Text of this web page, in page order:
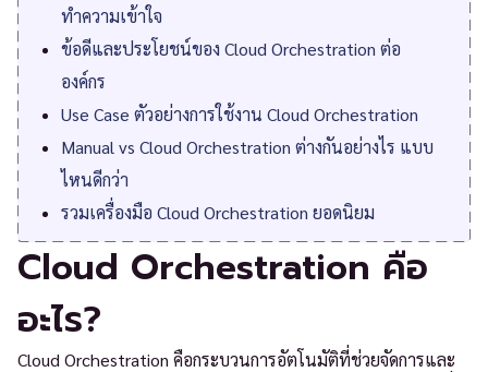
ทำความเข้าใจ
ข้อดีและประโยชน์ของ Cloud Orchestration ต่อ
องค์กร
Use Case ตัวอย่างการใช้งาน Cloud Orchestration
Manual vs Cloud Orchestration ต่างกันอย่างไร แบบ
ไหนดีกว่า
รวมเครื่องมือ Cloud Orchestration ยอดนิยม
Cloud Orchestration คือ
อะไร?
Cloud Orchestration คือกระบวนการอัตโนมัติที่ช่วยจัดการและ